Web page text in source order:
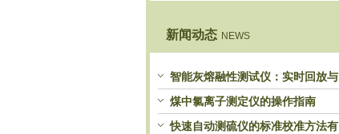
新闻动态 NEWS
智能灰熔融性测试仪：实时回放与
历史分析，解锁灰熔特性精准洞察
煤中氯离子测定仪的操作指南
快速自动测硫仪的标准校准方法有